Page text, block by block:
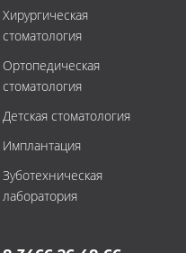
Хирургическая
стоматология
Ортопедическая
стоматология
Детская стоматология
Имплантация
Зуботехническая
лаборатория